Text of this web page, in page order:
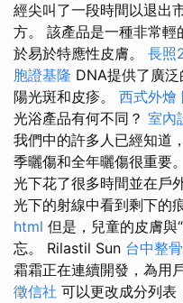
經尖叫了一段時間以退出
方。 該產品是一種非常輕
於易於特應性皮膚。 長照
胞證基隆 DNA提供了廣泛
陽光斑和皮疹。 西式外燴
光浴產品有何不同？ 室內
我們中的許多人已經知道
季曬傷和全年曬傷很重要。
光下花了很多時間並在戶
光下的射線中看到剩下的
html 但是，兒童的皮膚與
忘。 Rilastil Sun 台中整
霜霜正在連續開發，為用
徵信社 可以更改成分列表